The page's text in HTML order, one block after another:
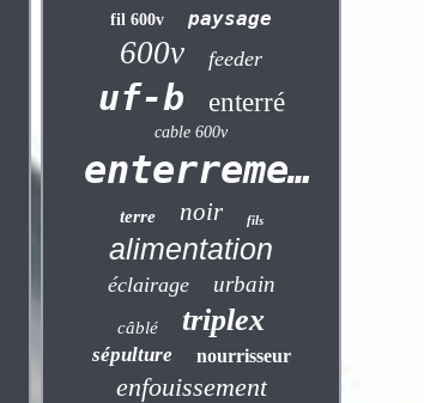
fil 600v paysage
600v feeder
uf-b enterré
cable 600v
enterrement
terre noir fils
alimentation
éclairage urbain
câblé triplex
sépulture nourrisseur
enfouissement